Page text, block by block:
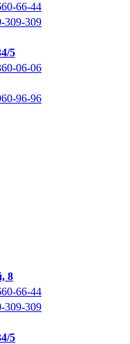
66-44
309-309
5
06-06
96-96
8
66-44
309-309
5